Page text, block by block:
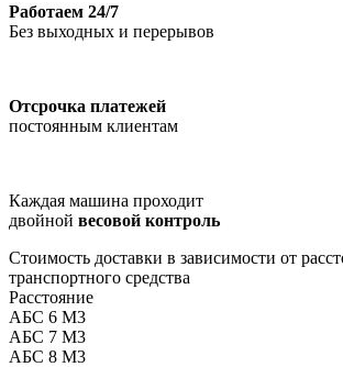
Работаем 24/7
Без выходных и перерывов
Отсрочка платежей
постоянным клиентам
Каждая машина проходит
двойной весовой контроль
Стоимость доставки в зависимости от
транспортного средства
Расстояние
АБС 6 М3
АБС 7 М3
АБС 8 М3